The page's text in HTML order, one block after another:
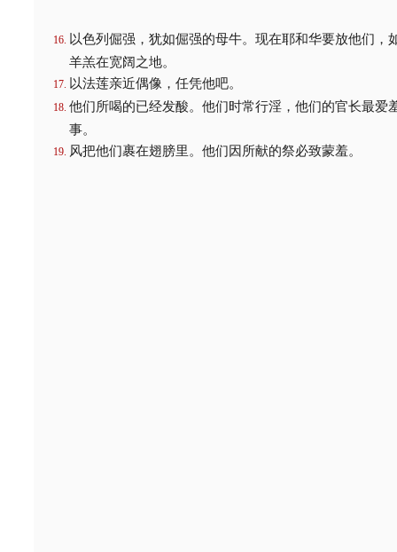
以色列倔强，犹如倔强的母牛。现在耶和华要放他们，
羊羔在宽阔之地。
以法莲亲近偶像，任凭他吧。
他们所喝的已经发酸。他们时常行淫，他们的官长最爱
事。
风把他们裹在翅膀里。他们因所献的祭必致蒙羞。